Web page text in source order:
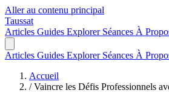
Aller au contenu principal
Taussat
Articles Guides Explorer Séances À
Articles Guides Explorer Séances À
Accueil
/ Vaincre les Défis Professionnels